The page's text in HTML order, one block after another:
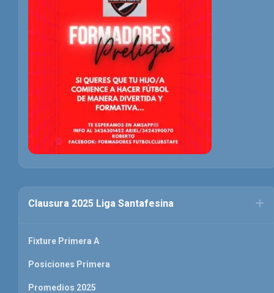
Clausura 2025 Liga Santafesina
Fixture Primera A
Posiciones Primera
Promedios 2025